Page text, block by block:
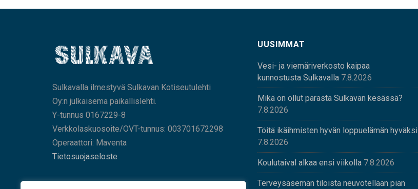
Sulkavalla ilmestyvä Sulkavan Kotiseutulehti
Oy:n julkaisema paikallislehti.
Y-tunnus 0167229-8
Verkkolaskuosoite/OVT-tunnus: 003701672298
Operaattori: Maventa
Tietosuojaseloste
UUSIMMAT
Vesi- ja viemäriverkosto kaipaa
kunnostusta Sulkavalla 7.8.2026
Mikä on ollut parasta Sulkavan kesässä?
7.8.2026
Töitä ikäihmisten hyvän loppuelämän hyväksi
7.8.2026
Koulutaival alkaa ensi viikolla 7.8.2026
Terveysaseman tiloista neuvotellaan pian